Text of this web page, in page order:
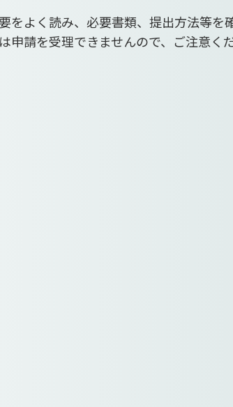
よく読み、必要書類、提出方法等を
請を受理できませんので、ご注意くだ